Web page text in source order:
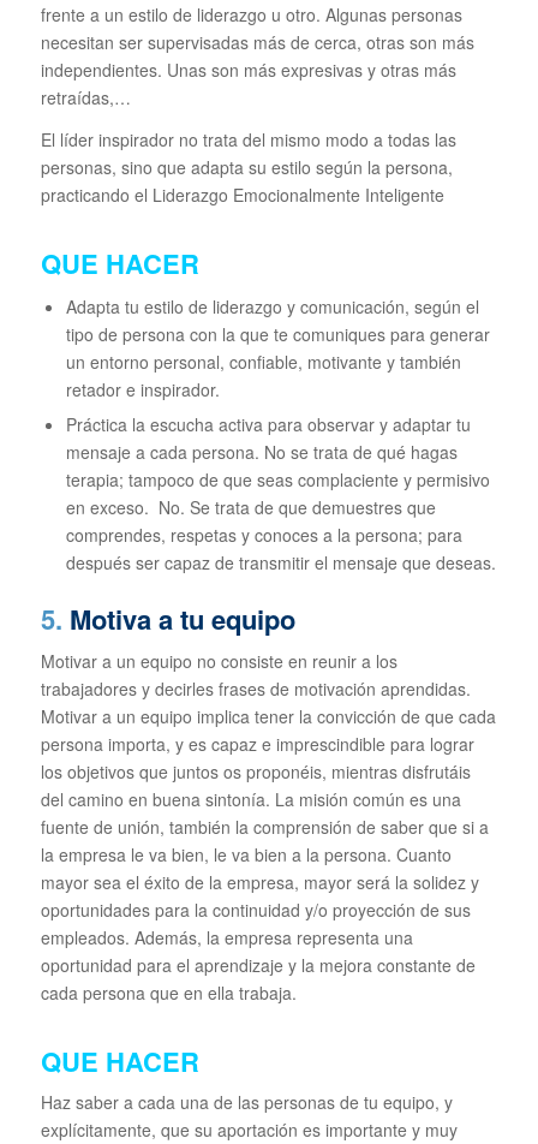
frente a un estilo de liderazgo u otro. Algunas personas
necesitan ser supervisadas más de cerca, otras son más
independientes. Unas son más expresivas y otras más
retraídas,…
El líder inspirador no trata del mismo modo a todas las
personas, sino que adapta su estilo según la persona,
practicando el Liderazgo Emocionalmente Inteligente
QUE HACER
Adapta tu estilo de liderazgo y comunicación, según el
tipo de persona con la que te comuniques para generar
un entorno personal, confiable, motivante y también
retador e inspirador.
Práctica la escucha activa para observar y adaptar tu
mensaje a cada persona. No se trata de qué hagas
terapia; tampoco de que seas complaciente y permisivo
en exceso. No. Se trata de que demuestres que
comprendes, respetas y conoces a la persona; para
después ser capaz de transmitir el mensaje que deseas.
5. Motiva a tu equipo
Motivar a un equipo no consiste en reunir a los
trabajadores y decirles frases de motivación aprendidas.
Motivar a un equipo implica tener la convicción de que cada
persona importa, y es capaz e imprescindible para lograr
los objetivos que juntos os proponéis, mientras disfrutáis
del camino en buena sintonía. La misión común es una
fuente de unión, también la comprensión de saber que si a
la empresa le va bien, le va bien a la persona. Cuanto
mayor sea el éxito de la empresa, mayor será la solidez y
oportunidades para la continuidad y/o proyección de sus
empleados. Además, la empresa representa una
oportunidad para el aprendizaje y la mejora constante de
cada persona que en ella trabaja.
QUE HACER
Haz saber a cada una de las personas de tu equipo, y
explícitamente, que su aportación es importante y muy